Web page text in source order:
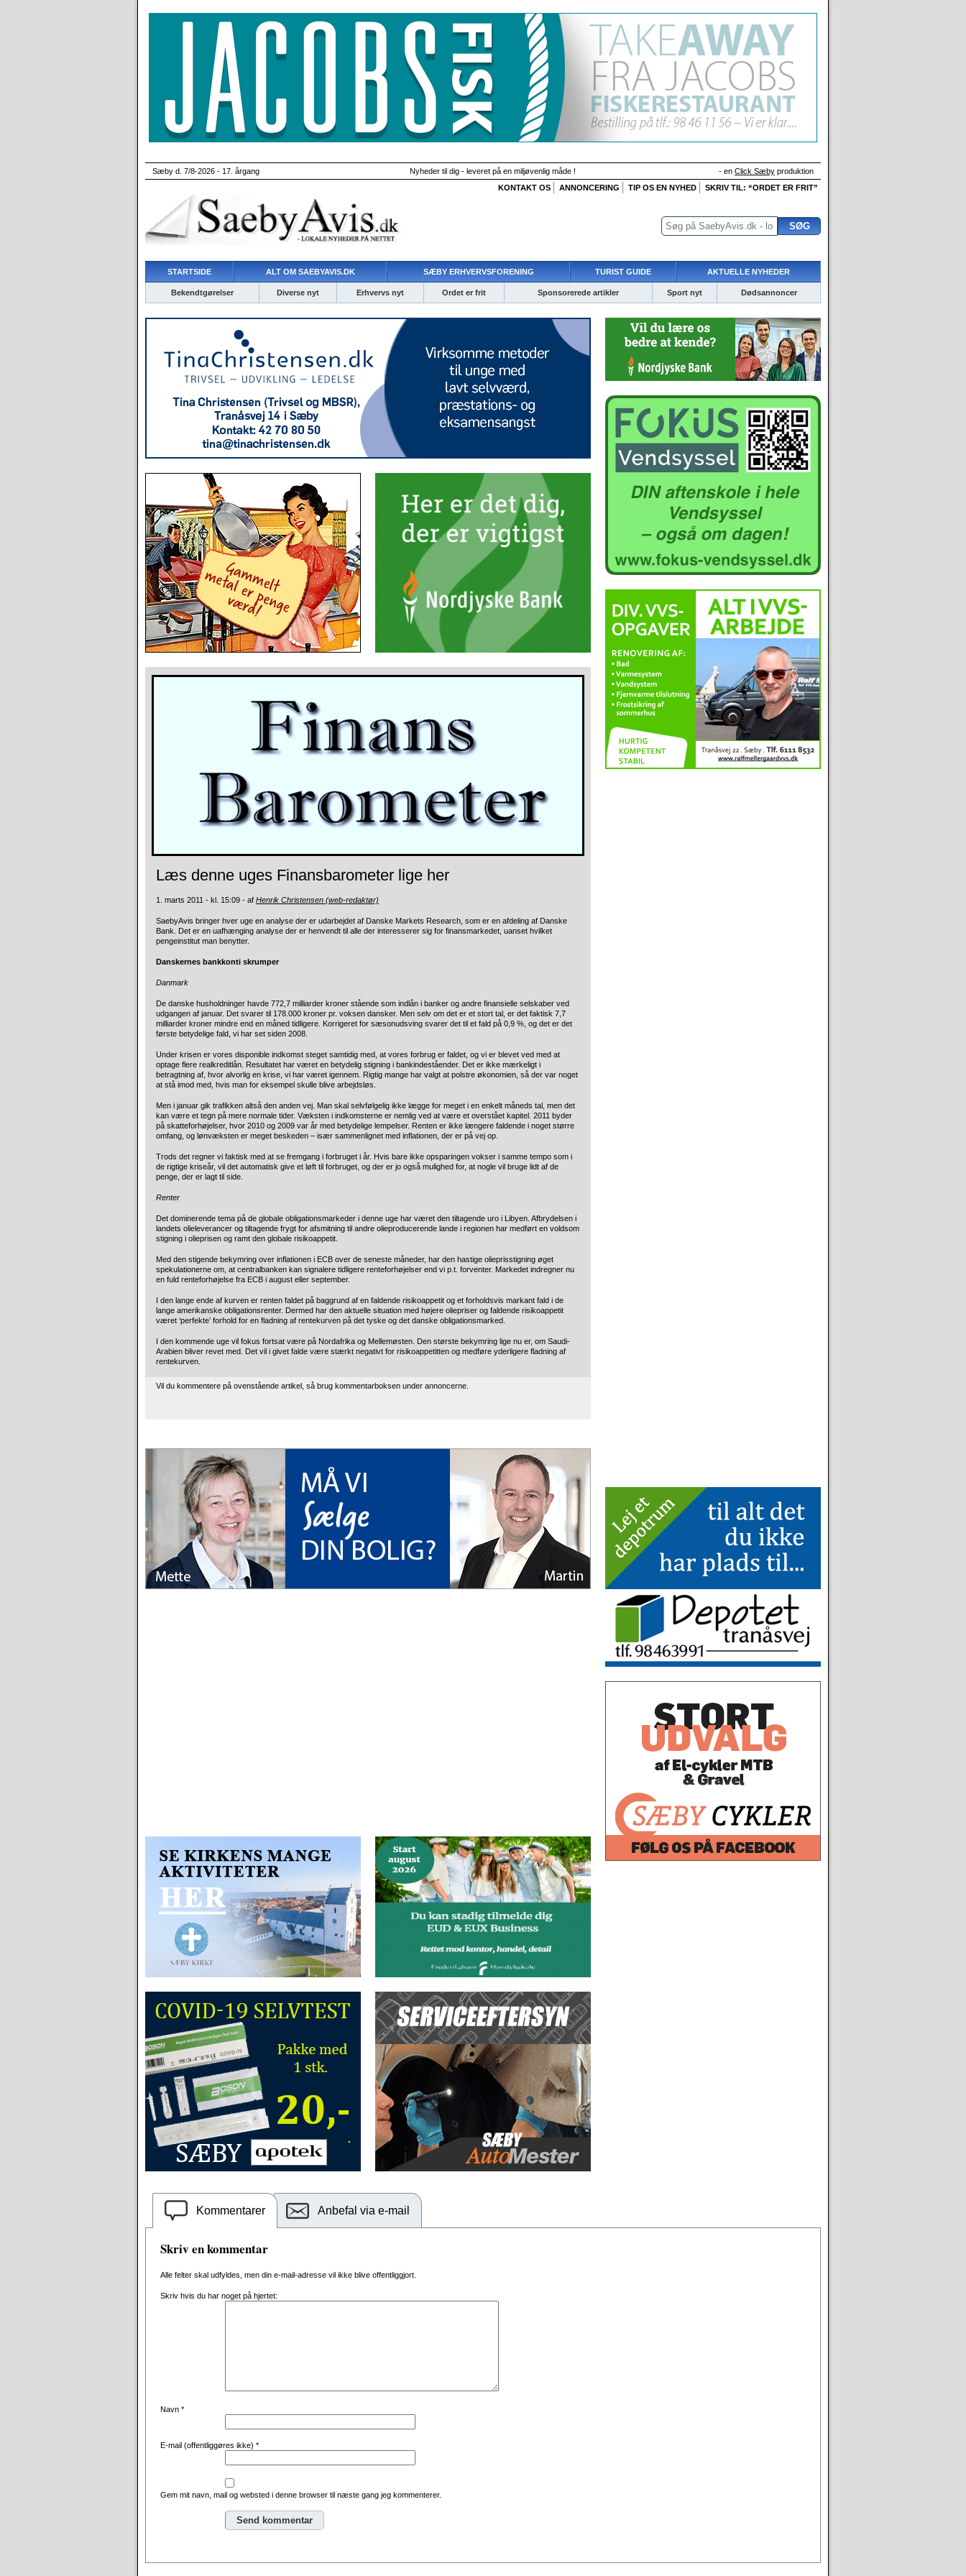
Sæby d. 7/8-2026 - 17. årgang Nyheder til dig - leveret på en miljøvenlig måde ! - en Click Sæby produktion
KONTAKT OS
ANNONCERING TIP OS EN NYHED SKRIV TIL: “ORDET ER FRIT”
STARTSIDE ALT OM SAEBYAVIS.DK SÆBY ERHVERVSFORENING TURIST GUIDE AKTUELLE NYHEDER
Bekendtgørelser Diverse nyt Erhvervs nyt Ordet er frit Sponsorerede artikler Sport nyt Dødsannoncer
Læs denne uges Finansbarometer lige her
1. marts 2011 - kl. 15:09 - af Henrik Christensen (web-redaktør)
SaebyAvis bringer hver uge en analyse der er udarbejdet af Danske Markets Research, som er en afdeling af Danske
Bank. Det er en uafhænging analyse der er henvendt til alle der interesserer sig for finansmarkedet, uanset hvilket
pengeinstitut man benytter.
Danskernes bankkonti skrumper
Danmark
De danske husholdninger havde 772,7 milliarder kroner stående som indlån i banker og andre finansielle selskaber ved
udgangen af januar. Det svarer til 178.000 kroner pr. voksen dansker. Men selv om det er et stort tal, er det faktisk 7,7
milliarder kroner mindre end en måned tidligere. Korrigeret for sæsonudsving svarer det til et fald på 0,9 %, og det er det
første betydelige fald, vi har set siden 2008.
Under krisen er vores disponible indkomst steget samtidig med, at vores forbrug er faldet, og vi er blevet ved med at
optage flere realkreditlån. Resultatet har været en betydelig stigning i bankindeståender. Det er ikke mærkeligt i
betragtning af, hvor alvorlig en krise, vi har været igennem. Rigtig mange har valgt at polstre økonomien, så der var noget
at stå imod med, hvis man for eksempel skulle blive arbejdsløs.
Men i januar gik trafikken altså den anden vej. Man skal selvfølgelig ikke lægge for meget i en enkelt måneds tal, men det
kan være et tegn på mere normale tider. Væksten i indkomsterne er nemlig ved at være et overstået kapitel. 2011 byder
på skatteforhøjelser, hvor 2010 og 2009 var år med betydelige lempelser. Renten er ikke længere faldende i noget større
omfang, og lønvæksten er meget beskeden – især sammenlignet med inflationen, der er på vej op.
Trods det regner vi faktisk med at se fremgang i forbruget i år. Hvis bare ikke opsparingen vokser i samme tempo som i
de rigtige kriseår, vil det automatisk give et løft til forbruget, og der er jo også mulighed for, at nogle vil bruge lidt af de
penge, der er lagt til side.
Renter
Det dominerende tema på de globale obligationsmarkeder i denne uge har været den tiltagende uro i Libyen. Afbrydelsen i
landets olieleverancer og tiltagende frygt for afsmitning til andre olieproducerende lande i regionen har medført en voldsom
stigning i olieprisen og ramt den globale risikoappetit.
Med den stigende bekymring over inflationen i ECB over de seneste måneder, har den hastige olieprisstigning øget
spekulationerne om, at centralbanken kan signalere tidligere renteforhøjelser end vi p.t. forventer. Markedet indregner nu
en fuld renteforhøjelse fra ECB i august eller september.
I den lange ende af kurven er renten faldet på baggrund af en faldende risikoappetit og et forholdsvis markant fald i de
lange amerikanske obligationsrenter. Dermed har den aktuelle situation med højere oliepriser og faldende risikoappetit
været ‘perfekte’ forhold for en fladning af rentekurven på det tyske og det danske obligationsmarked.
I den kommende uge vil fokus fortsat være på Nordafrika og Mellemøsten. Den største bekymring lige nu er, om Saudi-
Arabien bliver revet med. Det vil i givet falde være stærkt negativt for risikoappetitten og medføre yderligere fladning af
rentekurven.
Vil du kommentere på ovenstående artikel, så brug kommentarboksen under annoncerne.
Kommentarer Anbefal via e-mail
Skriv en kommentar
Alle felter skal udfyldes, men din e-mail-adresse vil ikke blive offentliggjort.
Skriv hvis du har noget på hjertet:
Navn *
E-mail (offentliggøres ikke) *
Gem mit navn, mail og websted i denne browser til næste gang jeg kommenterer.